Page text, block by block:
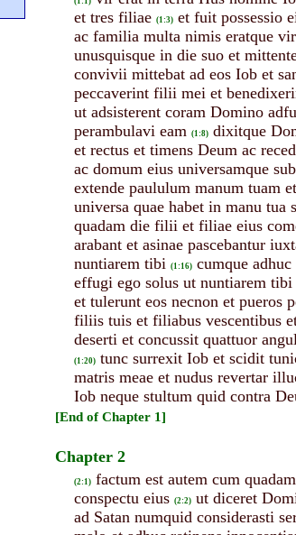
et tres filiae (1:3) et fuit possessio
ac familia multa nimis eratque
unusquisque in die suo et
convivii mittebat ad eos Iob et
peccaverint filii mei et
ut adsisterent coram Domino
perambulavi eam (1:8) dixitque
et rectus et timens Deum ac
ac domum eius universamque
extende paululum manum tuam
universa quae habet in manu tua
quadam die filii et filiae eius
arabant et asinae pascebantur
nuntiarem tibi (1:16) cumque
effugi ego solus ut nuntiarem tibi
et tulerunt eos necnon et pueros
filiis tuis et filiabus vescentibus
deserti et concussit quattuor
(1:20) tunc surrexit Iob et scidit
matris meae et nudus revertar
Iob neque stultum quid contra
[End of Chapter 1]
Chapter 2
(2:1) factum est autem cum
conspectu eius (2:2) ut diceret
ad Satan numquid considerasti